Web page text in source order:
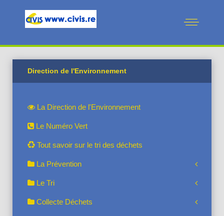
Direction de l'Environnement
La Direction de l'Environnement
Le Numéro Vert
Tout savoir sur le tri des déchets
La Prévention
Le Tri
Collecte Déchets